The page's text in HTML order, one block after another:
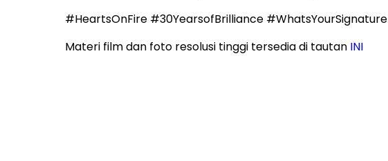
#HeartsOnFire #30YearsofBrilliance #WhatsYourSignature
Materi film dan foto resolusi tinggi tersedia di tautan INI